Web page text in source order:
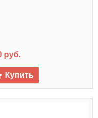
руб.
Купить